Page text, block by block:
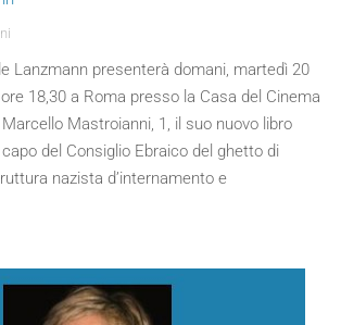
Lanzmann presenterà domani, martedì 20
18,30 a Roma presso la Casa del Cinema
Mastroianni, 1, il suo nuovo libro
del Consiglio Ebraico del ghetto di
nazista d’internamento e